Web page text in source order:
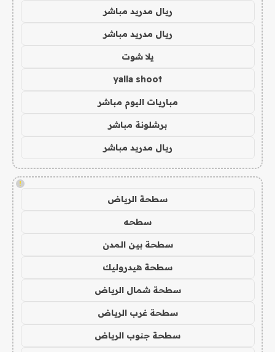
ريال مدريد مباشر
ريال مدريد مباشر
يلا شوت
yalla shoot
مباريات اليوم مباشر
برشلونة مباشر
ريال مدريد مباشر
!
سطحة الرياض
سطحه
سطحة بين المدن
سطحة هيدروليك
سطحة شمال الرياض
سطحة غرب الرياض
سطحة جنوب الرياض